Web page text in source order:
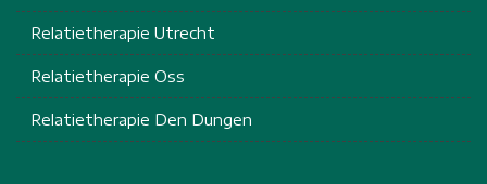
Relatietherapie Utrecht
Relatietherapie Oss
Relatietherapie Den Dungen